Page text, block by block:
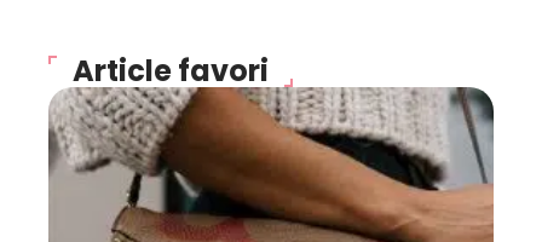
Article favori